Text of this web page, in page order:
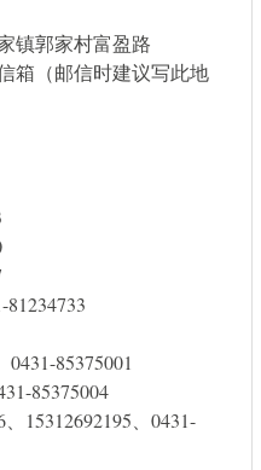
镇郭家村富盈路
箱（邮信时建议写此地
85375001
85375004
15312692195、0431-